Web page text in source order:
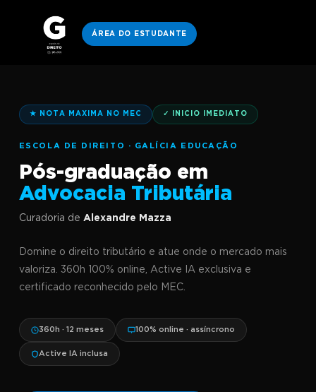
ÁREA DO ESTUDANTE
★ NOTA MAXIMA NO MEC ✓ INICIO IMEDIATO
ESCOLA DE DIREITO · GALÍCIA EDUCAÇÃO
Pós-graduação em
Advocacia Tributária
Curadoria de Alexandre Mazza
Domine o direito tributário e atue onde o mercado mais
valoriza. 360h 100% online, Active IA exclusiva e
certificado reconhecido pelo MEC.
360h · 12 meses 100% online · assíncrono
Active IA inclusa